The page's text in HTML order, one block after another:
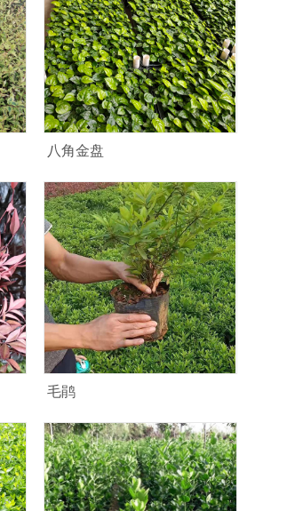
八角金盘
毛鹃